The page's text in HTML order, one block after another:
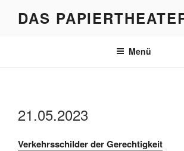
DAS
Menü
21.05.2023
Verkehrsschilder der Gerechtigkeit